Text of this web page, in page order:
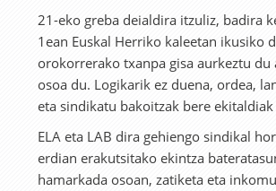
21-eko greba deialdira itzuliz, badira
1ean Euskal Herriko kaleetan ikusiko
orokorrerako txanpa gisa aurkeztu
osoa du. Logikarik ez duena, ordea,
eta sindikatu bakoitzak bere
ELA eta LAB dira gehiengo sindikal
erdian erakutsitako ekintza
hamarkada osoan, zatiketa eta